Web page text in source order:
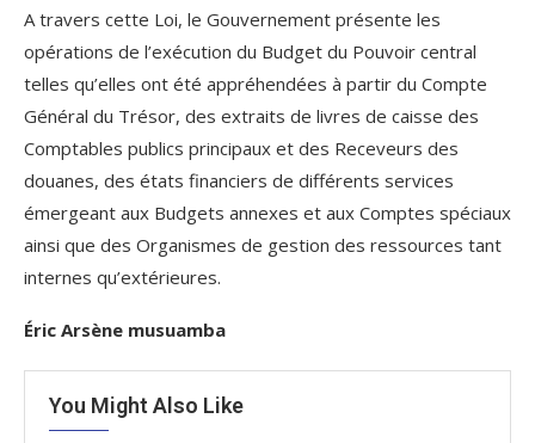
A travers cette Loi, le Gouvernement présente les
opérations de l’exécution du Budget du Pouvoir central
telles qu’elles ont été appréhendées à partir du Compte
Général du Trésor, des extraits de livres de caisse des
Comptables publics principaux et des Receveurs des
douanes, des états financiers de différents services
émergeant aux Budgets annexes et aux Comptes spéciaux
ainsi que des Organismes de gestion des ressources tant
internes qu’extérieures.
Éric Arsène musuamba
You Might Also Like